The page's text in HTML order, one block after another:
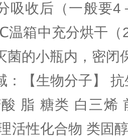
吸收后（一般要4
温箱中充分烘干（
菌的小瓶内，密闭
：【生物分子】
脂 糖类 白三烯
活性化合物 类固